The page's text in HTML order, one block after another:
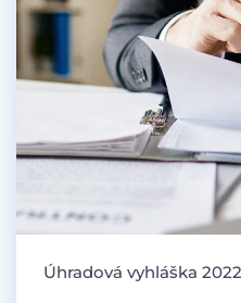
Úhradová vyhláška